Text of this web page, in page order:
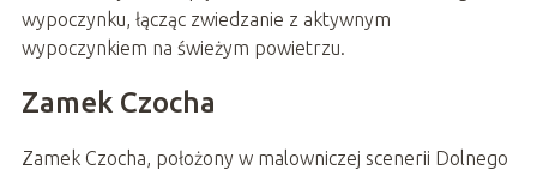
wypoczynku, łącząc zwiedzanie z aktywnym
wypoczynkiem na świeżym powietrzu.
Zamek Czocha
Zamek Czocha, położony w malowniczej scenerii Dolnego